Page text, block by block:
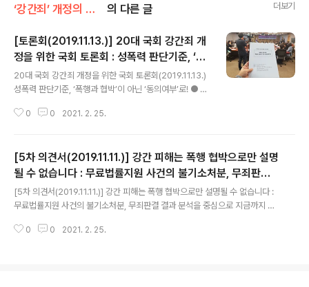
‘강간죄’ 개정의 모든 것!/연대회의 입장과 자료 의 다른 글 더보기
[토론회(2019.11.13.)] 20대 국회 강간죄 개
정을 위한 국회 토론회 : 성폭력 판단기준, ‘폭
행과 협박’이 아닌 ‘동의여부’로!
20대 국회 강간죄 개정을 위한 국회 토론회(2019.11.13.)
성폭력 판단기준, ‘폭행과 협박’이 아닌 ‘동의여부’로! ● 일
의원회관 제1세미나실 ● 주최 _ 국회의원 심상정(정의당),
본부, '강간죄'개정을위한연대회의(209개 단체) ● 사회 _
위은진(한국젠더법학회 부회장, 변호사) ● 인사말 _ 심상
정 의원, 남인순 의원, 백혜련 의원, 권미혁 의원, 정춘숙의
원, 김삼화 의원 ● 발제 1. ‘강간죄’ 개정운동의 배경 및 의
미와 과제 _ 이미경('강간죄'개정을위한연대회의, 한국성폭
력상담소 소장) ● 발제 2. 성폭력..
0 0 2021. 2. 25.
[5차 의견서(2019.11.11.)] 강간 피해는 폭행 협박으로만 설명
될 수 없습니다 : 무료법률지원 사건의 불기소처분, 무죄판결
결과 분석을 중심으로
[5차 의견서(2019.11.11.)] 강간 피해는 폭행 협박으로만 설명될 수 없습니다 :
무료법률지원 사건의 불기소처분, 무죄판결 결과 분석을 중심으로 지금까지 형
한 판단에 있어 판례는 최협의설을 반영하여 왔습니다. 최협의설이란 강간죄의
0 0 2021. 2. 25.